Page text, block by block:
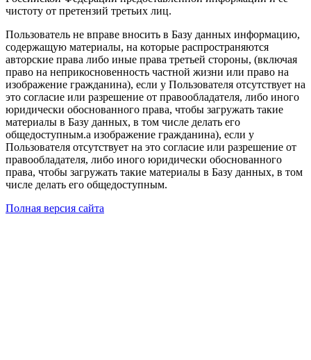
чистоту от претензий третьих лиц.
Пользователь не вправе вносить в Базу данных информацию,
содержащую материалы, на которые распространяются
авторские права либо иные права третьей стороны, (включая
право на неприкосновенность частной жизни или право на
изображение гражданина), если у Пользователя отсутствует на
это согласие или разрешение от правообладателя, либо иного
юридически обоснованного права, чтобы загружать такие
материалы в Базу данных, в том числе делать его
общедоступным.а изображение гражданина), если у
Пользователя отсутствует на это согласие или разрешение от
правообладателя, либо иного юридически обоснованного
права, чтобы загружать такие материалы в Базу данных, в том
числе делать его общедоступным.
Полная версия сайта